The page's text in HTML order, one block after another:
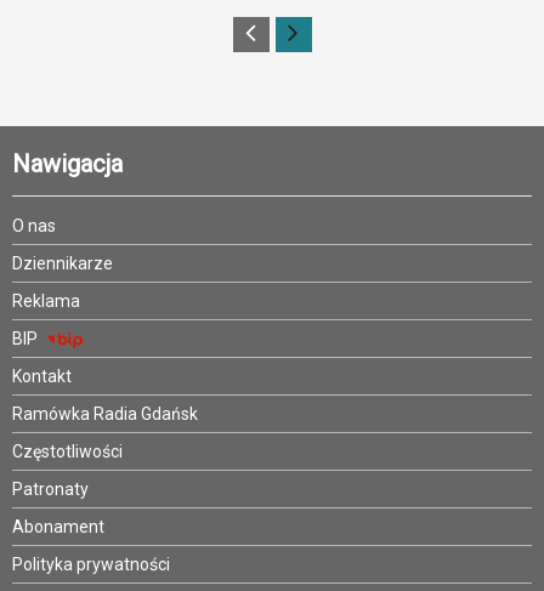
Nawigacja
O nas
Dziennikarze
Reklama
BIP
Kontakt
Ramówka Radia Gdańsk
Częstotliwości
Patronaty
Abonament
Polityka prywatności